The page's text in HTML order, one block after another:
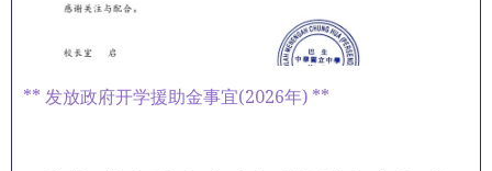
** 发放政府开学援助金事宜(2026年) **